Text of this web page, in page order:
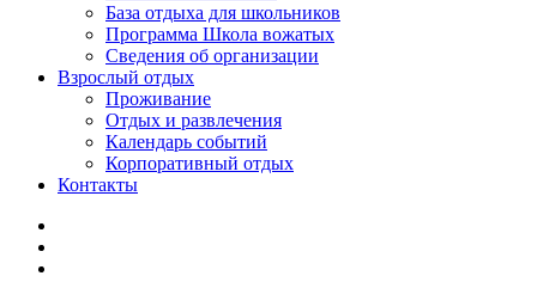
База отдыха для школьников
Программа Школа вожатых
Cведения об организации
Взрослый отдых
Проживание
Отдых и развлечения
Календарь событий
Корпоративный отдых
Контакты